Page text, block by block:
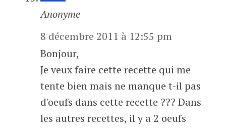
Anonyme
8 décembre 2011 à 12:55 pm
Bonjour,
Je veux faire cette recette qui me
tente bien mais ne manque t-il pas
d'oeufs dans cette recette ??? Dans
les autres recettes, il y a 2 oeufs